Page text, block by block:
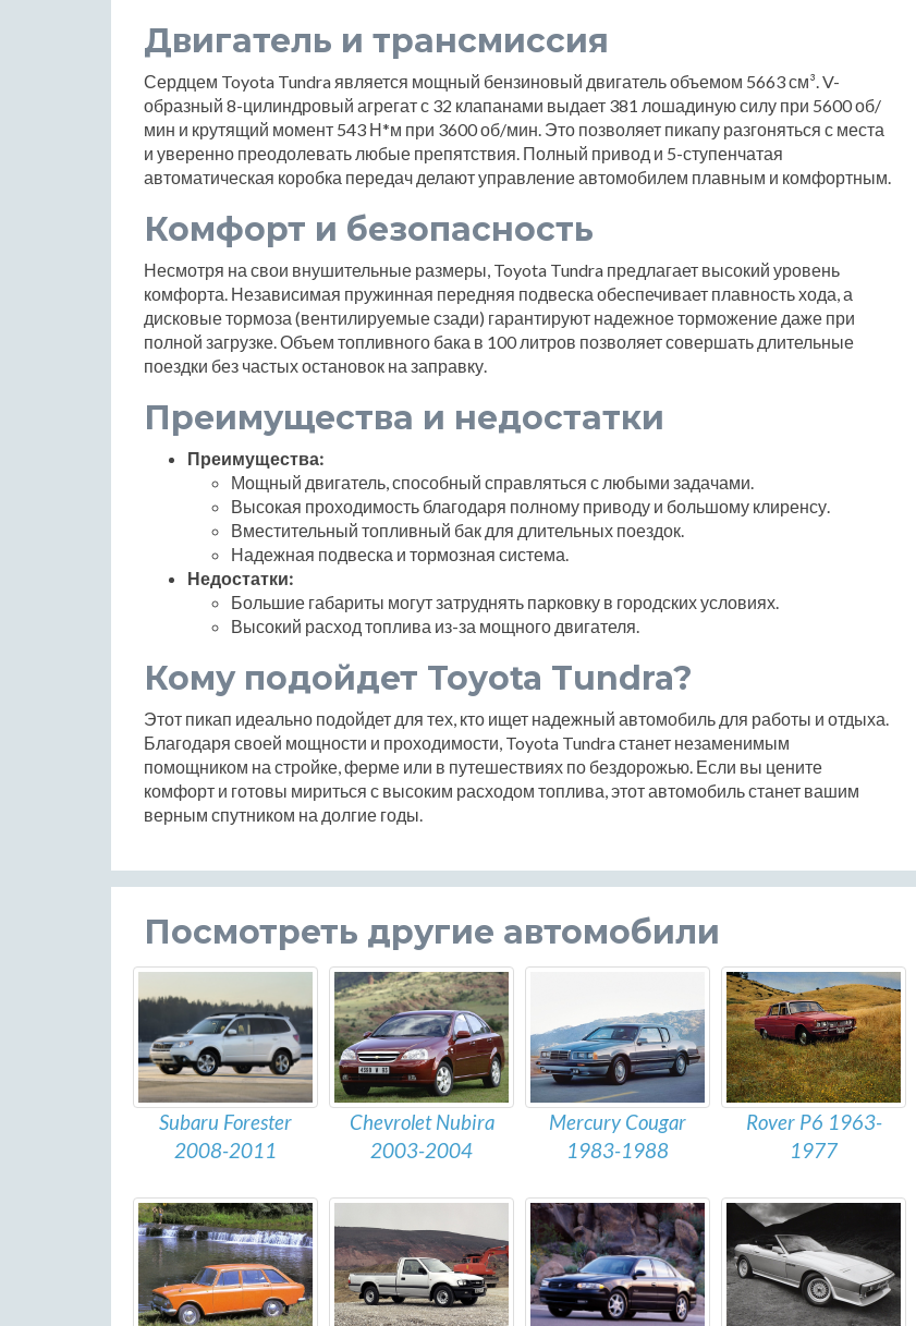
Двигатель и трансмиссия
Сердцем Toyota Tundra является мощный бензиновый двигатель объемом 5663 см³. V-
образный 8-цилиндровый агрегат с 32 клапанами выдает 381 лошадиную силу при 5600 об/
мин и крутящий момент 543 Н*м при 3600 об/мин. Это позволяет пикапу разгоняться с места
и уверенно преодолевать любые препятствия. Полный привод и 5-ступенчатая
автоматическая коробка передач делают управление автомобилем плавным и комфортным.
Комфорт и безопасность
Несмотря на свои внушительные размеры, Toyota Tundra предлагает высокий уровень
комфорта. Независимая пружинная передняя подвеска обеспечивает плавность хода, а
дисковые тормоза (вентилируемые сзади) гарантируют надежное торможение даже при
полной загрузке. Объем топливного бака в 100 литров позволяет совершать длительные
поездки без частых остановок на заправку.
Преимущества и недостатки
Преимущества:
Мощный двигатель, способный справляться с любыми задачами.
Высокая проходимость благодаря полному приводу и большому клиренсу.
Вместительный топливный бак для длительных поездок.
Надежная подвеска и тормозная система.
Недостатки:
Большие габариты могут затруднять парковку в городских условиях.
Высокий расход топлива из-за мощного двигателя.
Кому подойдет Toyota Tundra?
Этот пикап идеально подойдет для тех, кто ищет надежный автомобиль для работы и отдыха.
Благодаря своей мощности и проходимости, Toyota Tundra станет незаменимым
помощником на стройке, ферме или в путешествиях по бездорожью. Если вы цените
комфорт и готовы мириться с высоким расходом топлива, этот автомобиль станет вашим
верным спутником на долгие годы.
Посмотреть другие автомобили
Subaru Forester
2008-2011
Chevrolet Nubira
2003-2004
Mercury Cougar
1983-1988
Rover P6 1963-
1977